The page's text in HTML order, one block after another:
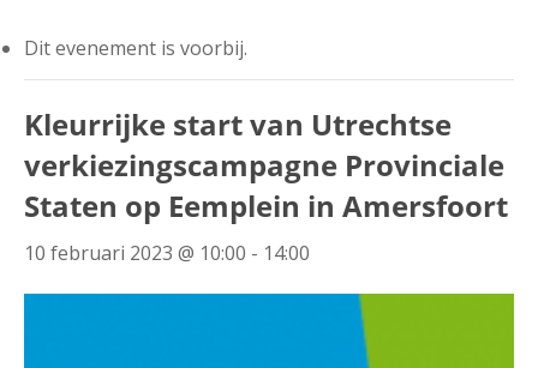
Dit evenement is voorbij.
Kleurrijke start van Utrechtse
verkiezingscampagne Provinciale
Staten op Eemplein in Amersfoort
10 februari 2023 @ 10:00 - 14:00